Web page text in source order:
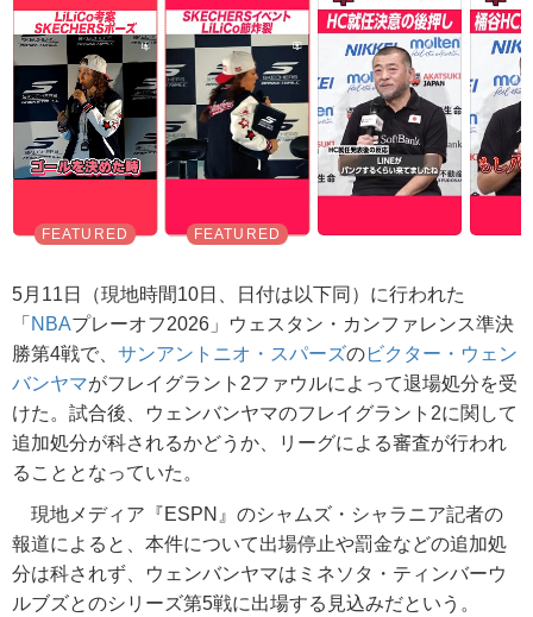
5月11日（現地時間10日、日付は以下同）に行われた
「 NBAプレーオフ2026」ウェスタン・カンファレンス準決
勝第4戦で、 サンアントニオ・スパーズのビクター・ウェン
バンヤマがフレイグラント2ファウルによって退場処分を受
けた。試合後、ウェンバンヤマのフレイグラント2に関して
追加処分が科されるかどうか、リーグによる審査が行われ
ることとなっていた。
現地メディア『ESPN』のシャムズ・シャラニア記者の
報道によると、本件について出場停止や罰金などの追加処
分は科されず、ウェンバンヤマはミネソタ・ティンバーウ
ルブズとのシリーズ第5戦に出場する見込みだという。